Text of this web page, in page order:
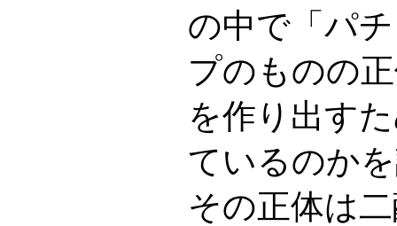
の中で「パ
プのものの
を作り出す
ているのか
その正体は